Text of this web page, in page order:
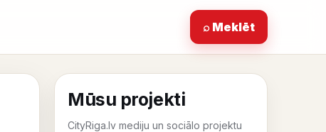
⌕ Meklēt
Mūsu projekti
CityRiga.lv mediju un sociālo projektu